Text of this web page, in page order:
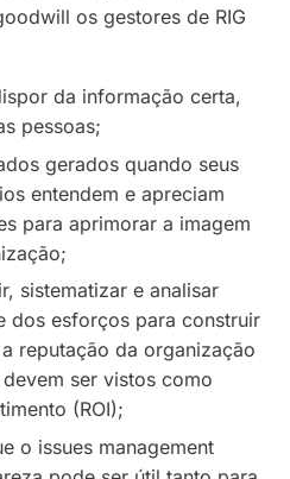
os gestores de RIG
da informação certa,
pessoas;
gerados quando seus
entendem e apreciam
para aprimorar a imagem
sistematizar e analisar
dos esforços para construir
reputação da organização
ser vistos como
(ROI);
o issues management